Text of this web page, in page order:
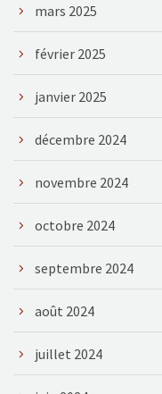
mars 2025
février 2025
janvier 2025
décembre 2024
novembre 2024
octobre 2024
septembre 2024
août 2024
juillet 2024